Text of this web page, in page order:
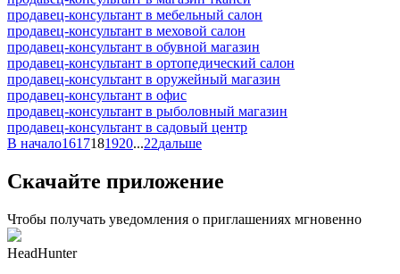
продавец-консультант в мебельный салон
продавец-консультант в меховой салон
продавец-консультант в обувной магазин
продавец-консультант в ортопедический салон
продавец-консультант в оружейный магазин
продавец-консультант в офис
продавец-консультант в рыболовный магазин
продавец-консультант в садовый центр
В начало1617181920...22дальше
Скачайте приложение
Чтобы получать уведомления о приглашениях мгновенно
HeadHunter